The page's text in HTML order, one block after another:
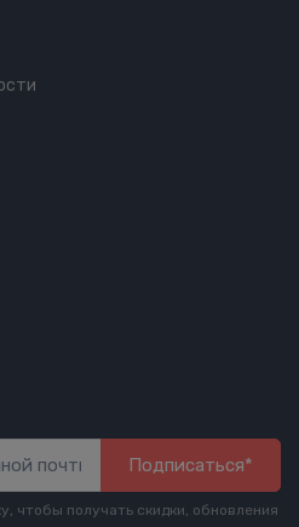
Подписаться*
чтобы получать скидки, обновления